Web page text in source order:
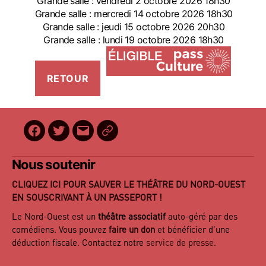
Grande salle : mercredi 14 octobre 2026 18h30
Grande salle : jeudi 15 octobre 2026 20h30
Grande salle : lundi 19 octobre 2026 18h30
Facebook
Twitter
E-
mail
BilletReduc
Nous soutenir
CLIQUEZ ICI POUR SAUVER LE THÉÂTRE DU NORD-OUEST
EN SOUSCRIVANT À UN PASSEPORT !
Le Nord-Ouest est un théâtre associatif auto-géré par des
comédiens. Vous pouvez faire un don et bénéficier d’une
déduction fiscale. Contactez notre service de presse.